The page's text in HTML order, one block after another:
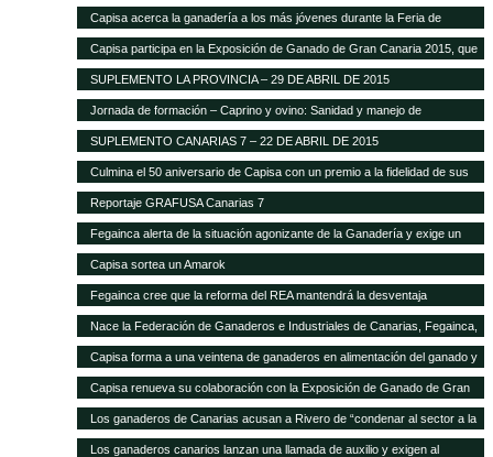
Capisa acerca la ganadería a los más jóvenes durante la Feria de
Ganado Selecto 2015
Capisa participa en la Exposición de Ganado de Gran Canaria 2015, que
contará con mil cabezas selectas de la isla
SUPLEMENTO LA PROVINCIA – 29 DE ABRIL DE 2015
Jornada de formación – Caprino y ovino: Sanidad y manejo de
alimentación
SUPLEMENTO CANARIAS 7 – 22 DE ABRIL DE 2015
Culmina el 50 aniversario de Capisa con un premio a la fidelidad de sus
clientes
Reportaje GRAFUSA Canarias 7
Fegainca alerta de la situación agonizante de la Ganadería y exige un
reparto más justo del Posei
Capisa sortea un Amarok
Fegainca cree que la reforma del REA mantendrá la desventaja
competitiva de la producción ganadera canaria
Nace la Federación de Ganaderos e Industriales de Canarias, Fegainca,
que por vez primera aglutina los intereses del sector en el Archipiélago
Capisa forma a una veintena de ganaderos en alimentación del ganado y
manejo de explotaciones
Capisa renueva su colaboración con la Exposición de Ganado de Gran
Canaria en su edición 2013
Los ganaderos de Canarias acusan a Rivero de “condenar al sector a la
desaparición con su desprecio”
Los ganaderos canarios lanzan una llamada de auxilio y exigen al